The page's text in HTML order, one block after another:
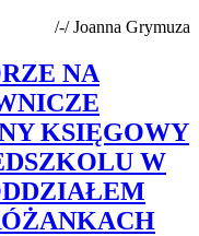
/-/ Joanna Grymuza
NA
KSIĘGOWY
W